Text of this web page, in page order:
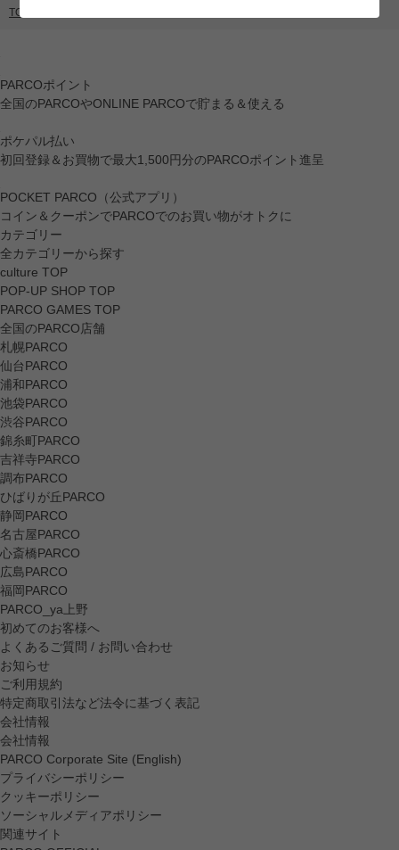
TOP
PARCOポイント
全国のPARCOやONLINE PARCOで貯まる＆使える
ポケパル払い
初回登録＆お買物で最大1,500円分のPARCOポイント進呈
POCKET PARCO（公式アプリ）
コイン＆クーポンでPARCOでのお買い物がオトクに
カテゴリー
全カテゴリーから探す
culture TOP
POP-UP SHOP TOP
PARCO GAMES TOP
全国のPARCO店舗
札幌PARCO
仙台PARCO
浦和PARCO
池袋PARCO
渋谷PARCO
錦糸町PARCO
吉祥寺PARCO
調布PARCO
ひばりが丘PARCO
静岡PARCO
名古屋PARCO
心斎橋PARCO
広島PARCO
福岡PARCO
PARCO_ya上野
初めてのお客様へ
よくあるご質問 / お問い合わせ
お知らせ
ご利用規約
特定商取引法など法令に基づく表記
会社情報
会社情報
PARCO Corporate Site (English)
プライバシーポリシー
クッキーポリシー
ソーシャルメディアポリシー
関連サイト